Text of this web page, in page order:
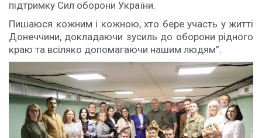
підтримку Сил оборони України.
Пишаюся кожним і кожною, хто бере участь у житті
Донеччини, докладаючи зусиль до оборони рідного
краю та всіляко допомагаючи нашим людям”.